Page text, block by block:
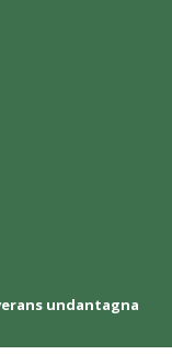
undantagna